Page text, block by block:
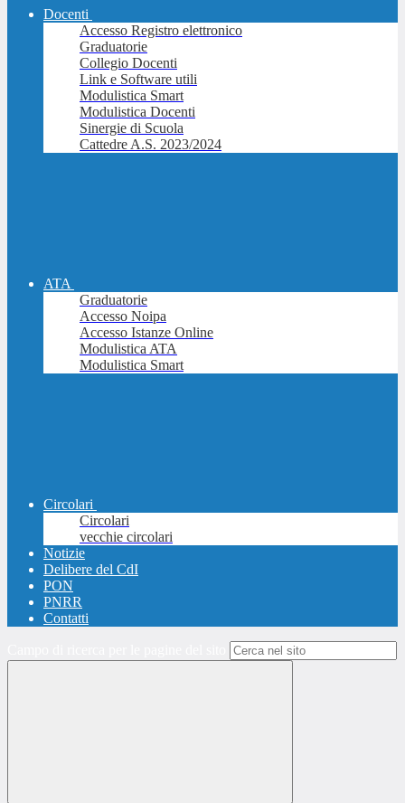
Docenti
Accesso Registro elettronico
Graduatorie
Collegio Docenti
Link e Software utili
Modulistica Smart
Modulistica Docenti
Sinergie di Scuola
Cattedre A.S. 2023/2024
ATA
Graduatorie
Accesso Noipa
Accesso Istanze Online
Modulistica ATA
Modulistica Smart
Circolari
Circolari
vecchie circolari
Notizie
Delibere del CdI
PON
PNRR
Contatti